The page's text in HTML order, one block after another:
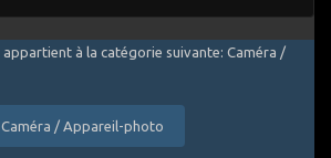
à la catégorie suivante: Caméra /
Caméra / Appareil-photo